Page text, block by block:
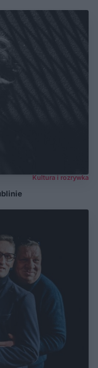
Kultura i rozrywka